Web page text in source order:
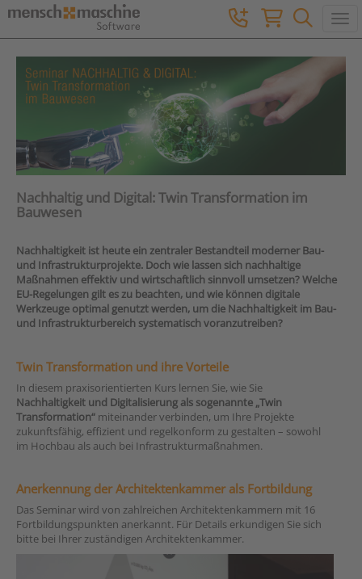
Nachhaltig und Digital: Twin Transformation im
Bauwesen
Nachhaltigkeit ist heute ein zentraler Bestandteil moderner Bau-
und Infrastrukturprojekte. Doch wie lassen sich nachhaltige
Maßnahmen effektiv und wirtschaftlich sinnvoll umsetzen? Welche
EU-Regelungen gilt es zu beachten, und wie können digitale
Werkzeuge optimal genutzt werden, um die Nachhaltigkeit im Bau-
und Infrastrukturbereich systematisch voranzutreiben?
Twin Transformation und ihre Vorteile
In diesem praxisorientierten Kurs lernen Sie, wie Sie
Nachhaltigkeit und Digitalisierung als sogenannte „Twin
Transformation“ miteinander verbinden, um Ihre Projekte
zukunftsfähig, effizient und regelkonform zu gestalten – sowohl
im Hochbau als auch bei Infrastrukturmaßnahmen.
Anerkennung der Architektenkammer als Fortbildung
Das Seminar wird von zahlreichen Architektenkammern mit 16
Fortbildungspunkten anerkannt. Für Details erkundigen Sie sich
bitte bei Ihrer zuständigen Architektenkammer.